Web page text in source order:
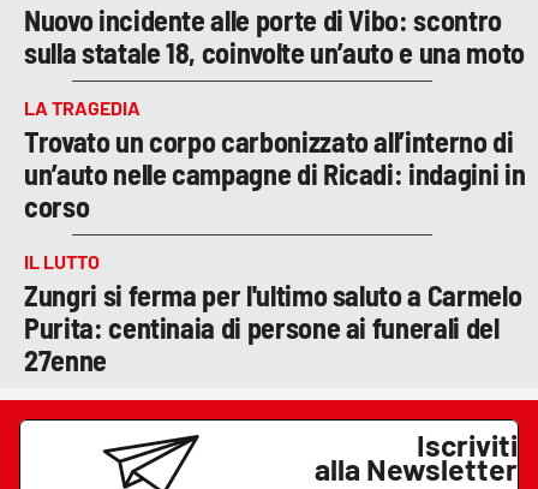
Nuovo incidente alle porte di Vibo: scontro
sulla statale 18, coinvolte un’auto e una moto
LA TRAGEDIA
Trovato un corpo carbonizzato all’interno di
un’auto nelle campagne di Ricadi: indagini in
corso
IL LUTTO
Zungri si ferma per l'ultimo saluto a Carmelo
Purita: centinaia di persone ai funerali del
27enne
Iscriviti
alla Newsletter